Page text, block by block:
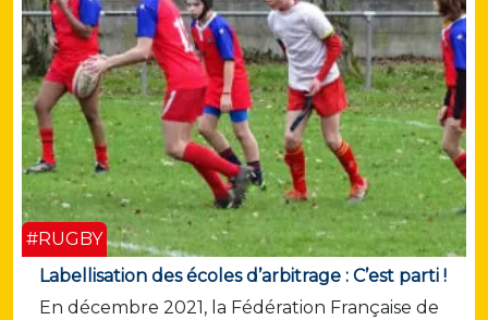
#RUGBY
Labellisation des écoles d’arbitrage : C’est parti !
En décembre 2021, la Fédération Française de